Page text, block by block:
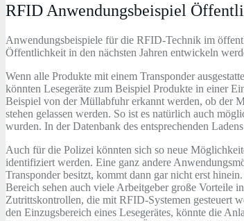
RFID Anwendungsbeispiel
Anwendungsbeispiele für die RFID-Technik im
Öffentlichkeit in den nächsten Jahren entwickeln
Wenn alle Produkte mit einem Transponder
könnten Lesegeräte zum Beispiel Produkte in einer
Beispiel von der Müllabfuhr erkannt werden, ob der
stehen gelassen werden. So ist es natürlich auch
wurden. In der Datenbank des entsprechenden
Auch für die Polizei könnten sich so neue
identifiziert werden. Eine ganz andere
Transponder besitzt, kommt dann gar nicht erst
Bereich sehen auch viele Arbeitgeber große Vorteile
Zutrittskontrollen, die mit RFID-Systemen gesteuert
den Einzugsbereich eines Lesegerätes, könnte die